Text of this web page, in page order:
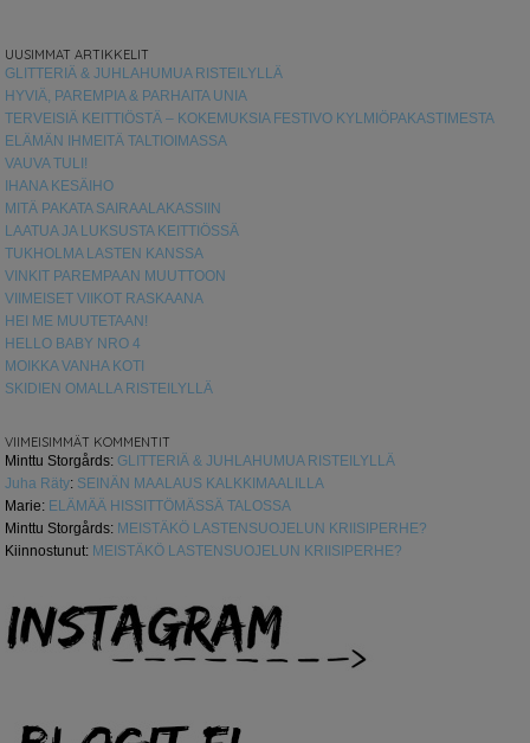
UUSIMMAT ARTIKKELIT
GLITTERIÄ & JUHLAHUMUA RISTEILYLLÄ
HYVIÄ, PAREMPIA & PARHAITA UNIA
TERVEISIÄ KEITTIÖSTÄ – KOKEMUKSIA FESTIVO KYLMIÖPAKASTIMESTA
ELÄMÄN IHMEITÄ TALTIOIMASSA
VAUVA TULI!
IHANA KESÄIHO
MITÄ PAKATA SAIRAALAKASSIIN
LAATUA JA LUKSUSTA KEITTIÖSSÄ
TUKHOLMA LASTEN KANSSA
VINKIT PAREMPAAN MUUTTOON
VIIMEISET VIIKOT RASKAANA
HEI ME MUUTETAAN!
HELLO BABY NRO 4
MOIKKA VANHA KOTI
SKIDIEN OMALLA RISTEILYLLÄ
VIIMEISIMMÄT KOMMENTIT
Minttu Storgårds: GLITTERIÄ & JUHLAHUMUA RISTEILYLLÄ
Juha Räty: SEINÄN MAALAUS KALKKIMAALILLA
Marie: ELÄMÄÄ HISSITTÖMÄSSÄ TALOSSA
Minttu Storgårds: MEISTÄKÖ LASTENSUOJELUN KRIISIPERHE?
Kiinnostunut: MEISTÄKÖ LASTENSUOJELUN KRIISIPERHE?